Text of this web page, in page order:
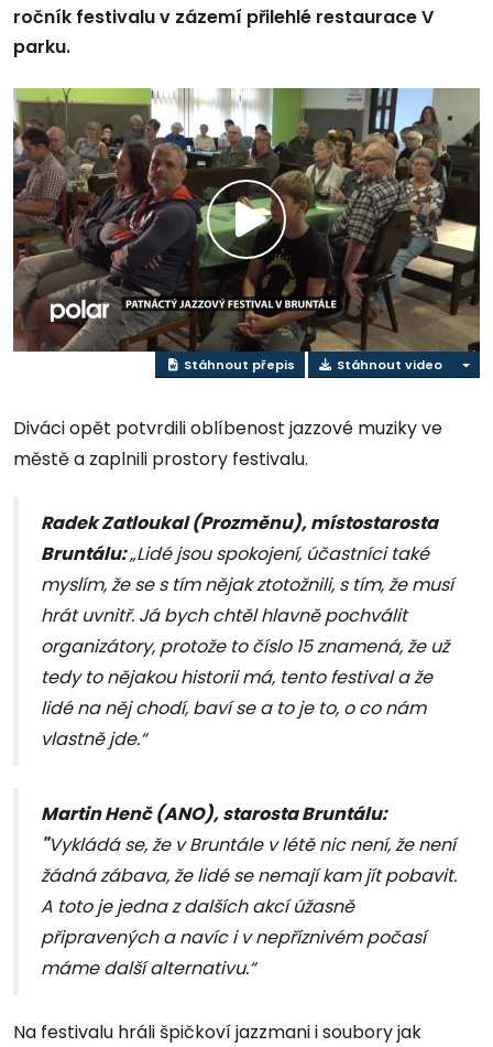
ročník festivalu v zázemí přilehlé restaurace V
parku.
Přehrát
video
Stáhnout přepis Stáhnout video
Diváci opět potvrdili oblíbenost jazzové muziky ve
městě a zaplnili prostory festivalu.
Radek Zatloukal (Prozměnu), místostarosta
Bruntálu:„Lidé jsou spokojení, účastníci také
myslím, že se s tím nějak ztotožnili, s tím, že musí
hrát uvnitř. Já bych chtěl hlavně pochválit
organizátory, protože to číslo 15 znamená, že už
tedy to nějakou historii má, tento festival a že
lidé na něj chodí, baví se a to je to, o co nám
vlastně jde.“
Martin Henč (ANO), starosta Bruntálu:
"Vykládá se, že v Bruntále v létě nic není, že není
žádná zábava, že lidé se nemají kam jít pobavit.
A toto je jedna z dalších akcí úžasně
připravených a navíc i v nepříznivém počasí
máme další alternativu.“
Na festivalu hráli špičkoví jazzmani i soubory jak